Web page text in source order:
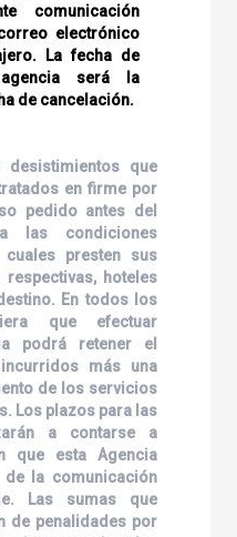
comunicación
electrónico
La fecha de
será la
de cancelación.
que
en firme por
pedido antes del
las condiciones
presten sus
hoteles
En todos los
que efectuar
podrá retener el
más una
de los servicios
Los plazos para las
a contarse a
que esta Agencia
de la comunicación
Las sumas que
de penalidades por